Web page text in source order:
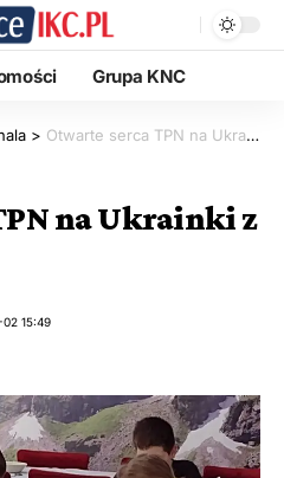
Grupa KNC
> Otwarte serca TPN na Ukrainki z dziećmi
na Ukrainki z
15:49